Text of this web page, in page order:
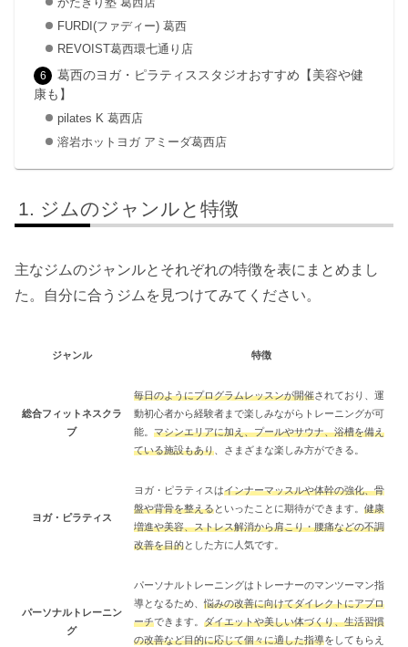
FURDI(ファディー) 葛西
REVOIST葛西環七通り店
葛西のヨガ・ピラティススタジオおすすめ【美容や健
康も】
pilates K 葛西店
溶岩ホットヨガ アミーダ葛西店
ジムのジャンルと特徴
主なジムのジャンルとそれぞれの特徴を表にまとめまし
た。自分に合うジムを見つけてみてください。
ジャンル 特徴
総合フィットネスクラ
ブ
毎日のようにプログラムレッスンが開催されており、運
動初心者から経験者まで楽しみながらトレーニングが可
能。 マシンエリアに加え、プールやサウナ、浴槽を備え
ている施設もあり 、さまざまな楽しみ方ができる。
ヨガ・ピラティス
ヨガ・ピラティスはインナーマッスルや体幹の強化、骨
盤や背骨を整えるといったことに期待ができます。 健康
増進や美容、ストレス解消から肩こり・腰痛などの不調
改善を目的とした方に人気です。
パーソナルトレーニン
グ
パーソナルトレーニングはトレーナーのマンツーマン指
導となるため、悩みの改善に向けてダイレクトにアプロ
ーチできます。 ダイエットや美しい体づくり、生活習慣
の改善など目的に応じて個々に適した指導をしてもらえ